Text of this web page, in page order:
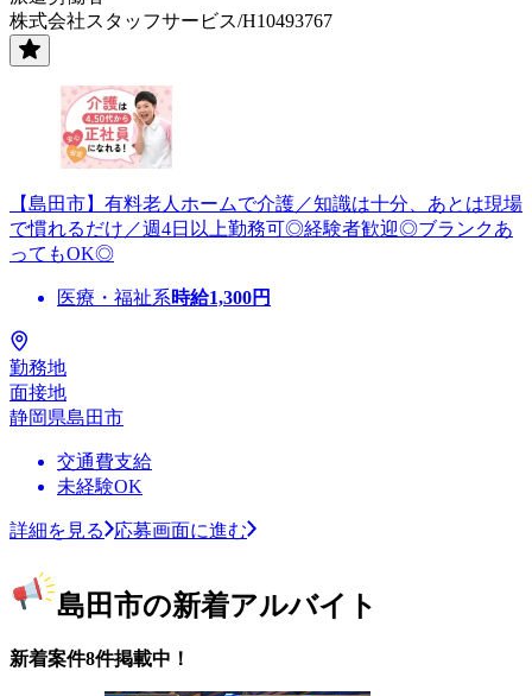
株式会社スタッフサービス/H10493767
【島田市】有料老人ホームで介護／知識は十分、あとは現場
で慣れるだけ／週4日以上勤務可◎経験者歓迎◎ブランクあ
ってもOK◎
医療・福祉系時給1,300円
勤務地
面接地
静岡県島田市
交通費支給
未経験OK
詳細を見る 応募画面に進む
島田市の新着アルバイト
新着案件8件掲載中！